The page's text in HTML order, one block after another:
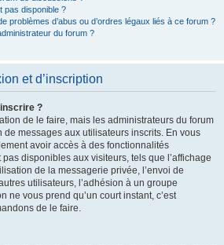
pas disponible ?
problèmes d’abus ou d’ordres légaux liés à ce forum ?
du forum ?
et d’inscription
?
de le faire, mais les administrateurs du forum
messages aux utilisateurs inscrits. En vous
avoir accès à des fonctionnalités
disponibles aux visiteurs, tels que l’affichage
de la messagerie privée, l’envoi de
utilisateurs, l’adhésion à un groupe
ne vous prend qu’un court instant, c’est
de le faire.